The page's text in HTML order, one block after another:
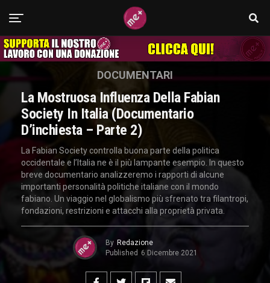
DOCUMENTARI
La Mostruosa Influenza Della Fabian
Society In Italia (Documentario
D’inchiesta – Parte 2)
La Fabian Society controlla buona parte della politica
occidentale e l’Italia ne è il più lampante esempio. In questo
breve documentario analizzeremo i rapporti di alcune
importanti personalità politiche italiane con il mondo
fabiano. Un viaggio nel globalismo più sfrenato tra filantropi,
fondazioni, restrizioni e attacchi alla proprietà privata.
By Redazione
Published 6 Dicembre 2021